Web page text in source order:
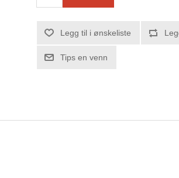
Legg til i ønskeliste
Tips en venn